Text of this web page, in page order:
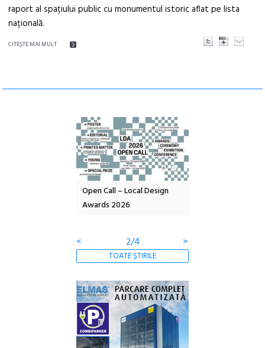
raport al spațiului public cu monumentul istoric aflat pe lista
națională.
CITEŞTE MAI MULT
Open Call – Local Design
Awards 2026
<
2/4 >
TOATE ȘTIRILE